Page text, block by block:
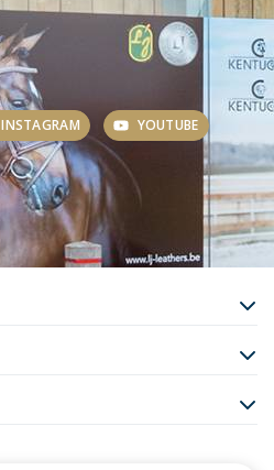
INSTAGRAM YOUTUBE